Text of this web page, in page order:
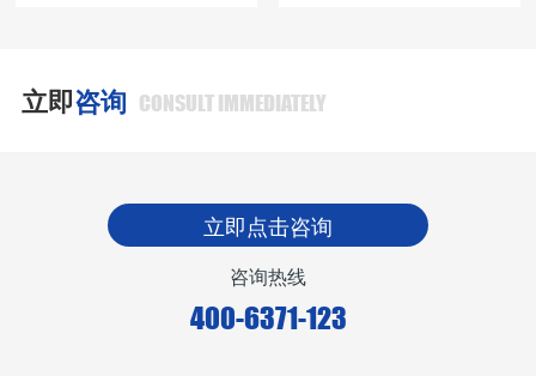
立即咨询 CONSULT IMMEDIATELY
立即点击咨询
咨询热线
400-6371-123